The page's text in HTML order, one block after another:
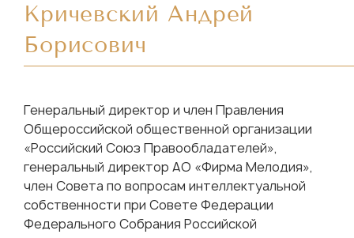
Кричевский Андрей
Борисович
Генеральный директор и член Правления
Общероссийской общественной организации
«Российский Союз Правообладателей»,
генеральный директор АО «Фирма Мелодия»,
член Совета по вопросам интеллектуальной
собственности при Совете Федерации
Федерального Собрания Российской